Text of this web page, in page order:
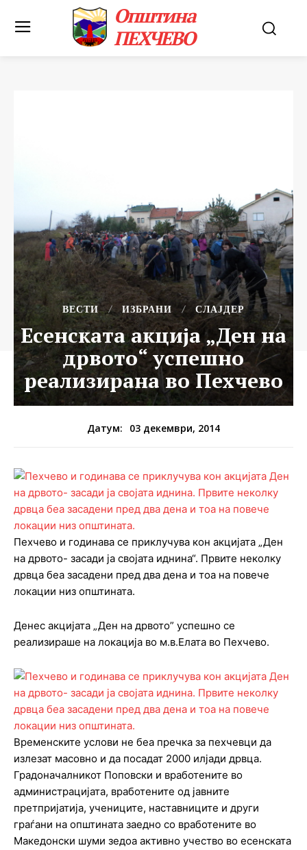
Општина
ПЕХЧЕВО
ВЕСТИ ИЗБРАНИ СЛАЈДЕР
Есенската акција „Ден на
дрвото“ успешно
реализирана во Пехчево
Датум: 03 декември, 2014
Пехчево и годинава се приклучува кон акцијата „Ден
на дрвото- засади ја својата иднина“. Првите неколку
дрвца беа засадени пред два дена и тоа на повече
локации низ општината.
Денес акцијата „Ден на дрвото” успешно се
реализираше на локација во м.в.Елата во Пехчево.
Временските услови не беа пречка за пехчевци да
излезат масовно и да посадат 2000 илјади дрвца.
Градоначалникот Поповски и вработените во
администрацијата, вработените од јавните
претпријатија, учениците, наставниците и други
граѓани на општината заедно со вработените во
Македонски шуми зедоа активно учество во есенската